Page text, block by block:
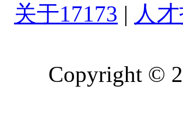
关于17173 | 人
Copyright ©